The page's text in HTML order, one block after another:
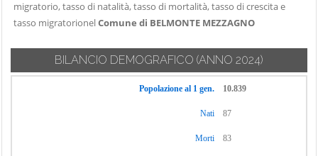
migratorio, tasso di natalità, tasso di mortalità, tasso di crescita e
tasso migratorionelComune di BELMONTE MEZZAGNO
BILANCIO DEMOGRAFICO (ANNO 2024)
Popolazione al 1 gen. 10.839
Nati 87
Morti 83